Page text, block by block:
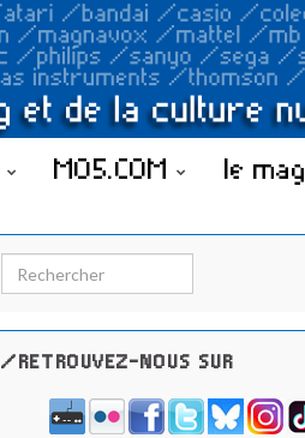
MO5.COM le mag
Search for:
/RETROUVEZ-NOUS SUR